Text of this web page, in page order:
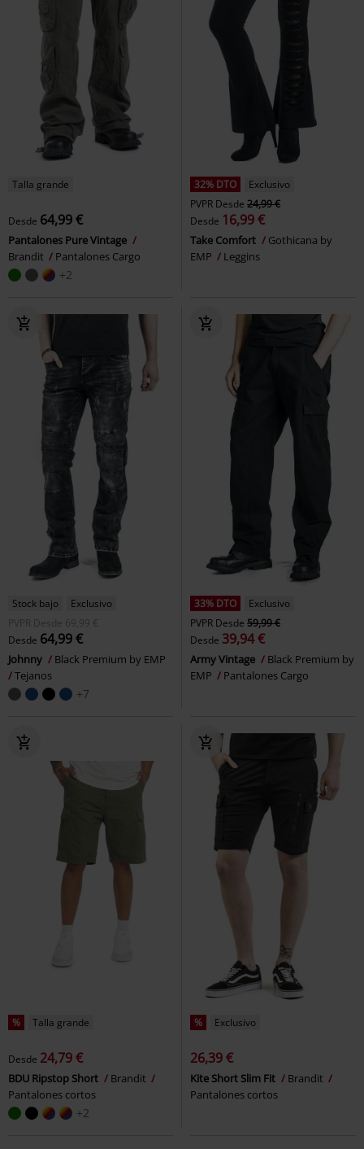
Talla grande
Desde 64,99 €
Pantalones Pure Vintage
Brandit
Pantalones Cargo
+2
32% DTO
Exclusivo
PVPR Desde 24,99 €
Desde 16,99 €
Take Comfort
Gothicana by
EMP
Leggins
Stock bajo
Exclusivo
PVPR
Desde 69,99 €
Desde 64,99 €
Johnny
Black Premium by EMP
Tejanos
+7
33% DTO
Exclusivo
PVPR Desde 59,99 €
Desde 39,94 €
Army Vintage
Black Premium by
EMP
Pantalones Cargo
% Talla grande
Desde 24,79 €
BDU Ripstop Short
Brandit
Pantalones cortos
+2
% Exclusivo
26,39 €
Kite Short Slim Fit
Brandit
Pantalones cortos